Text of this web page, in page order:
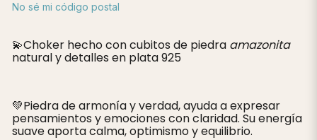
No sé mi código postal
💫Choker hecho con cubitos de piedra amazonita
natural y detalles en plata 925
💚Piedra de armonía y verdad, ayuda a expresar
pensamientos y emociones con claridad. Su energía
suave aporta calma, optimismo y equilibrio.